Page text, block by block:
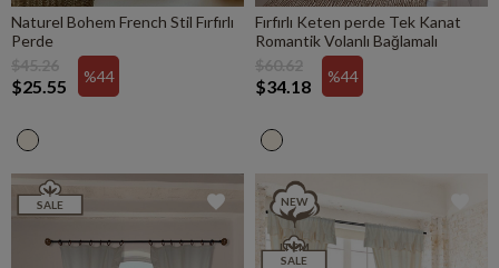
Naturel Bohem French Stil Fırfırlı
Perde
$25.55
$45.26
%44
Fırfırlı Keten perde Tek Kanat
Romantik Volanlı Bağlamalı
$34.18
$60.62
%44
SALE NEW
ITEM
SALE